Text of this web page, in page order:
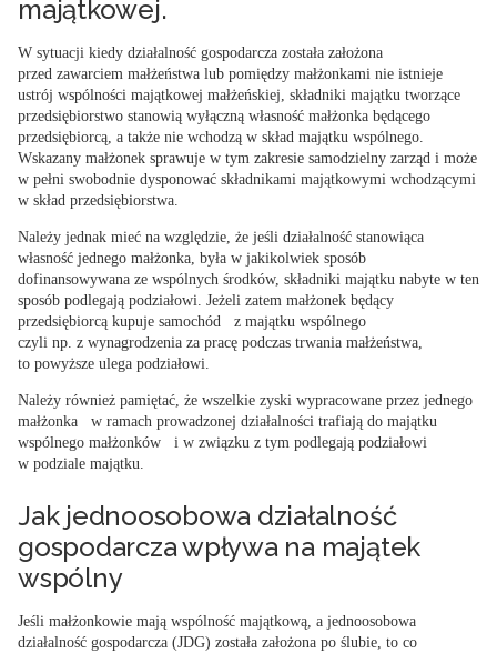
majątkowej.
W sytuacji kiedy działalność gospodarcza została założona
przed zawarciem małżeństwa lub pomiędzy małżonkami nie istnieje
ustrój wspólności majątkowej małżeńskiej, składniki majątku tworzące
przedsiębiorstwo stanowią wyłączną własność małżonka będącego
przedsiębiorcą , a także nie wchodzą w skład majątku wspólnego.
Wskazany małżonek sprawuje w tym zakresie samodzielny zarząd i może
w pełni swobodnie dysponować składnikami majątkowymi wchodzącymi
w skład przedsiębiorstwa.
Należy jednak mieć na względzie, że jeśli działalność stanowiąca
własność jednego małżonka, była w jakikolwiek sposób
dofinansowywana ze wspólnych środków, składniki majątku nabyte w ten
sposób podlegają podziałowi. Jeżeli zatem małżonek będący
przedsiębiorcą kupuje samochód z majątku wspólnego
czyli np. z wynagrodzenia za pracę podczas trwania małżeństwa,
to powyższe ulega podziałowi.
Należy również pamiętać, że wszelkie zyski wypracowane przez jednego
małżonka w ramach prowadzonej działalności trafiają do majątku
wspólnego małżonków i w związku z tym podlegają podziałowi
w podziale majątku.
Jak jednoosobowa działalność
gospodarcza wpływa na majątek
wspólny
Jeśli małżonkowie mają wspólność majątkową, a jednoosobowa
działalność gospodarcza (JDG) została założona po ślubie, to co